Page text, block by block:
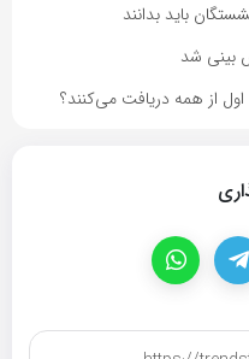
باید بدانند
از همه دریافت می‌کنند؟